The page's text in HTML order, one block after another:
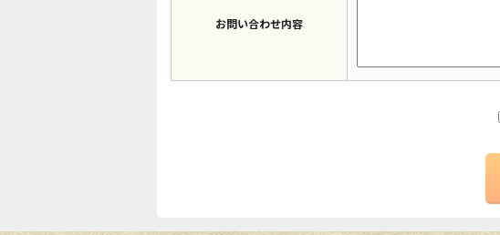
お問い合わせ内容